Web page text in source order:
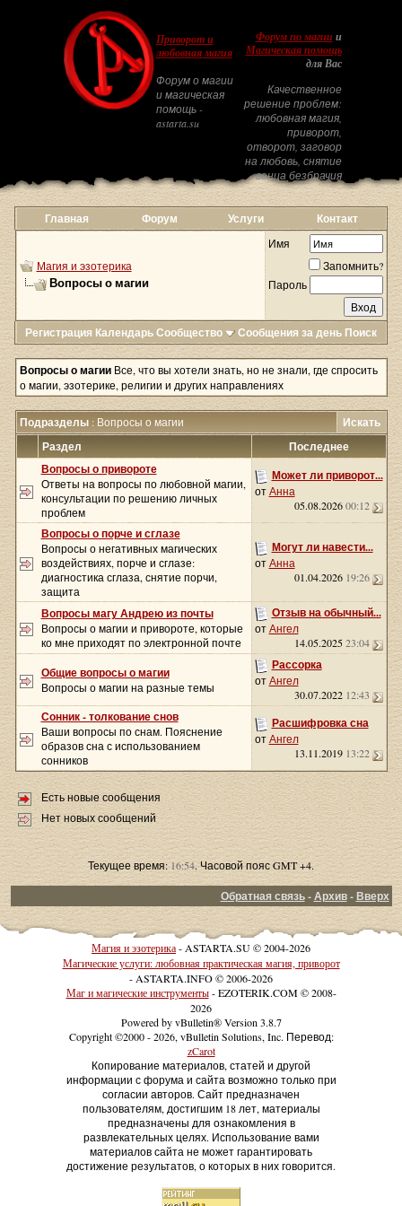
Приворот и
любовная магия
Форум о магии
и магическая
помощь -
astarta.su
Форум по магиии
Магическая помощь
для Вас
Качественное
решение проблем:
любовная магия,
приворот,
отворот, заговор
на любовь, снятие
венца безбрачия
Главная Форум Услуги Контакт
Магия и эзотерика
Вопросы о магии
Имя
Запомнить?
Пароль
Регистрация КалендарьСообщество Сообщения за день Поиск
Вопросы о магии Все, что вы хотели знать, но не знали, где спросить
о магии, эзотерике, религии и других направлениях
Подразделы: Вопросы о магии
Искать
Раздел
Последнее
Вопросы о привороте
Ответы на вопросы по любовной магии,
консультации по решению личных
проблем
Может ли приворот...
отАнна
05.08.202600:12
Вопросы о порче и сглазе
Вопросы о негативных магических
воздействиях, порче и сглазе:
диагностика сглаза, снятие порчи,
защита
Могут ли навести...
отАнна
01.04.2026 19:26
Вопросы магу Андрею из почты
Вопросы о магии и привороте, которые
ко мне приходят по электронной почте
Отзыв на обычный...
отАнгел
14.05.202523:04
Общие вопросы о магии
Вопросы о магии на разные темы
Рассорка
отАнгел
30.07.2022 12:43
Сонник - толкование снов
Ваши вопросы по снам. Пояснение
образов сна с использованием
сонников
Расшифровка сна
отАнгел
13.11.2019 13:22
Есть новые сообщения
Нет новых сообщений
Текущее время:16:54. Часовой пояс GMT +4.
Обратная связь-Архив-Вверх
Магия и эзотерика- ASTARTA.SU © 2004-2026
Магические услуги: любовная практическая магия, приворот
- ASTARTA.INFO © 2006-2026
Маг и магические инструменты- EZOTERIK.COM © 2008-
2026
Powered by vBulletin® Version 3.8.7
Copyright ©2000 - 2026, vBulletin Solutions, Inc. Перевод:
zCarot
Копирование материалов, статей и другой
информации с форума и сайта возможно только при
согласии авторов. Сайт предназначен
пользователям, достигшим 18 лет, материалы
предназначены для ознакомления в
развлекательных целях. Использование вами
материалов сайта не может гарантировать
достижение результатов, о которых в них говорится.